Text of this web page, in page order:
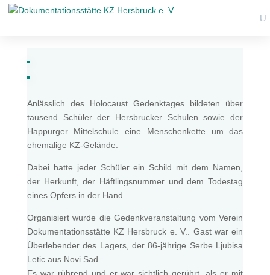
Anlässlich des Holocaust Gedenktages bildeten über
tausend Schüler der Hersbrucker Schulen sowie der
Happurger Mittelschule eine Menschenkette um das
ehemalige KZ-Gelände.
Dabei hatte jeder Schüler ein Schild mit dem Namen,
der Herkunft, der Häftlingsnummer und dem Todestag
eines Opfers in der Hand.
Organisiert wurde die Gedenkveranstaltung vom Verein
Dokumentationsstätte KZ Hersbruck e. V.. Gast war ein
Überlebender des Lagers, der 86-jährige Serbe Ljubisa
Letic aus Novi Sad.